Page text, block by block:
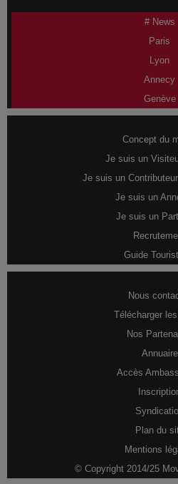
# News
Paris
Lyon
Annecy
Genève
Concept du
Je suis un
Je suis un
Je suis un
Je suis un
Guide
Nous
Télécharger
Nos
Annuaire
Accès
Plan du
Mentions
© Copyright 2014/25